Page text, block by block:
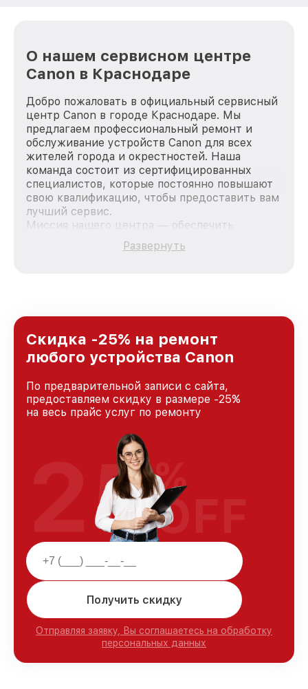
О нашем сервисном центре
Canon в Краснодаре
Добро пожаловать в официальный сервисный
центр Canon в городе Краснодаре. Мы
предлагаем профессиональный ремонт и
обслуживание устройств Canon для всех
жителей города и окрестностей. Наша
команда состоит из сертифицированных
специалистов, которые постоянно повышают
свою квалификацию, чтобы предоставить вам
лучший сервис.
Миссия нашего центра — обеспечить
качественный и доступный ремонт для
каждого пользователя продукции Canon, вне
Краснодаре, постоянно повышая уровень
доверия и лояльности наших клиентов.
Развернуть
Скидка -25% на ремонт
любого устройства Canon
По предварительной записи с сайта,
предоставляем скидку в размере -25%
на весь прайс услуг по ремонту
Получить скидку
Отправляя заявку, Вы соглашаетесь на обработку
персональных данных
25%
OFF